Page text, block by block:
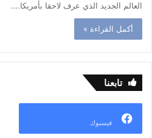
العالم الجديد الذي عرف لاحقا بأمريكا.…
أكمل القراءة »
تابعنا
فيسبوك